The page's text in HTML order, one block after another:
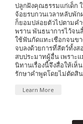
ปลูกฝังคุณธรรมแก่เด็ก
จ้อยรบกวนเวลาหลับพั
ก็ยอมปล่อยตัวไปตามค
พราน พันธนาการไว้จ
ใช้ฟันกัดแทะเชือกจนขา
จบลงด้วยการที่สัตว์ทั้งส
สบประมาทผู้อื่น เพราะ
นิทานเรื่องนี้จึงสื่อให้เห็
รักษาคำพูดโดยไม่ตัด
Learn More